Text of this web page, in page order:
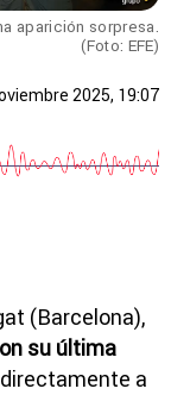
aparición sorpresa.
(Foto: EFE)
2025, 19:07
(Barcelona),
su última
a